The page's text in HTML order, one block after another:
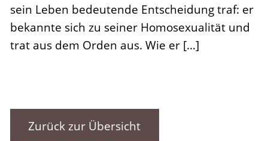
sein Leben bedeutende Entscheidung traf: er
bekannte sich zu seiner Homosexualität und
trat aus dem Orden aus. Wie er […]
Zurück zur Übersicht